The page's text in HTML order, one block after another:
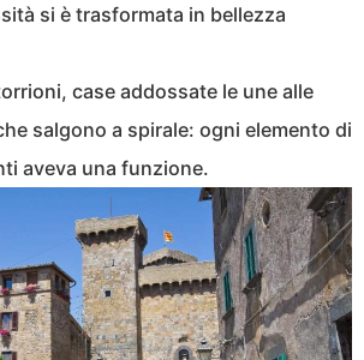
si è trasformata in bellezza
case addossate le une alle
salgono a spirale: ogni elemento di
aveva una funzione.